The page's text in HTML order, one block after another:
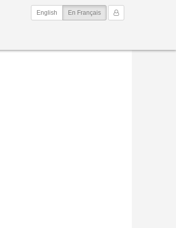
Mon Compte
English En Français(current)